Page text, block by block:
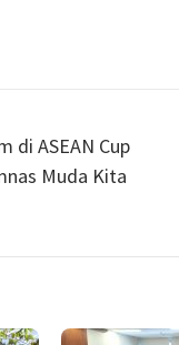
di ASEAN Cup
Muda Kita